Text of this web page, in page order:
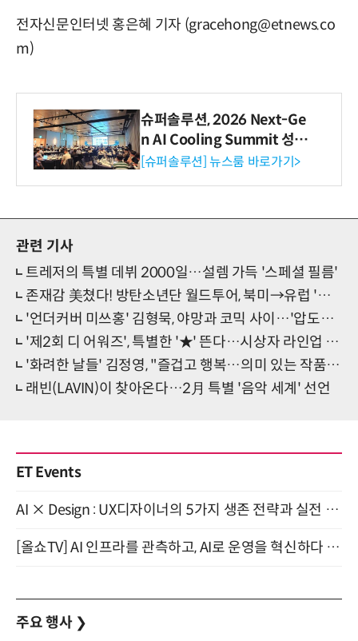
전자신문인터넷 홍은혜 기자 (gracehong@etnews.co
m)
슈퍼솔루션, 2026 Next-Ge
n AI Cooling Summit 성황
리 성료
[슈퍼솔루션] 뉴스룸 바로가기>
관련 기사
트레저의 특별 데뷔 2000일…설렘 가득 '스페셜 필름'
존재감 美쳤다! 방탄소년단 월드투어, 북미→유럽 '쾌속 매진'
'언더커버 미쓰홍' 김형묵, 야망과 코믹 사이…'압도적 신스틸러'
'제2회 디 어워즈', 특별한 '★' 뜬다…시상자 라인업 눈길
'화려한 날들' 김정영, "즐겁고 행복…의미 있는 작품" 소감
래빈(LAVIN)이 찾아온다…2月 특별 '음악 세계' 선언
ET Events
AI × Design : UX디자이너의 5가지 생존 전략과 실전 대응 8월 28일 개최
[올쇼TV] AI 인프라를 관측하고, AI로 운영을 혁신하다 (8월 11일 생방송)
주요 행사 ❯